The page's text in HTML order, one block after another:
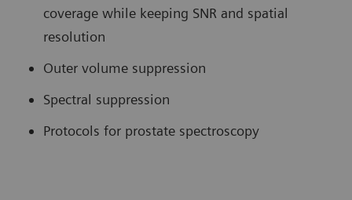
coverage while keeping SNR and spatial
resolution
Outer volume suppression
Spectral suppression
Protocols for prostate spectroscopy